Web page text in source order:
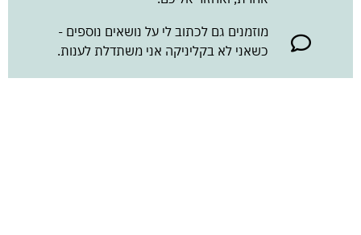
מוזמנים גם לכתוב לי על נושאים נוספים -
כשאני לא בקליניקה אני משתדלת לענות.